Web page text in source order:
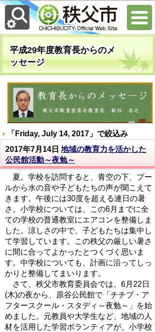
平成29年度教育長からのメ
ッセージ
「 Friday, July 14, 2017 」で絞込み
2017年7月14日地域の教育力を活かした
公民館活動～夜勉～
夏。学校を訪問すると、青空の下、プー
ルから水の音や子どもたちの声が聞こえて
きます。午後には30度を超える連日の暑
さ。小学校については、この6月までに全
ての学校の普通教室にエアコンを整備しま
した。涼しさの中で、子どもたちは集中し
て学習しています。この秩父の厳しい暑さ
に間に合ってよかったとつくづく思いま
す。中学校についても、計画に沿ってしっ
かりと整備してまいります。
さて、秩父市教育委員会では、6月22日
(木)の夜から、原谷公民館で「チチブ・ア
フタースクール・スタディ～夜勉～」を始
めました。元教員や大学生など、地域の人
材を活用した学習ボランティアが、小学校